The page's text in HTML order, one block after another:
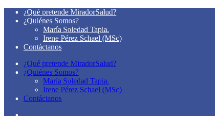
¿Qué pretende MiradorSalud?
¿Quiénes Somos?
María Soledad Tapia.
Irene Pérez Schael (MSc)
Contáctanos
¿Qué pretende MiradorSalud?
¿Quiénes Somos?
María Soledad Tapia.
Irene Pérez Schael (MSc)
Contáctanos